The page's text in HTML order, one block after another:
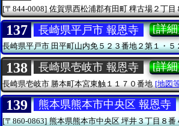
[〒844-0008] 佐賀県西松浦郡有田町 稗古場２丁目
137 長崎県平戸市 報恩寺 [詳
長崎県平戸市田平町山内免５２３番地２第１・５
138 長崎県壱岐市 報恩寺 [詳
長崎県壱岐市 勝本町本宮東触１１７０番地 [地図
139 熊本県熊本市中央区 報恩寺
[〒860-0863] 熊本県熊本市中央区坪井３丁目８番